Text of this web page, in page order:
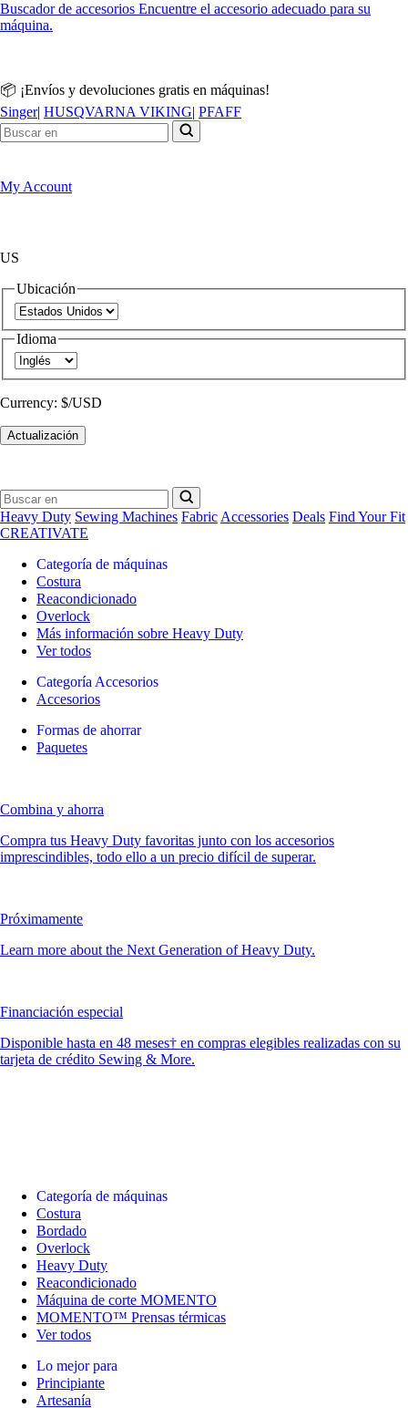
Buscador de accesorios Encuentre el accesorio adecuado para su
máquina.
📦 ¡Envíos y devoluciones gratis en máquinas!
Singer| HUSQVARNA VIKING| PFAFF
My Account
US
Ubicación
Idioma
Currency: $/USD
Actualización
Heavy Duty Sewing Machines Fabric Accessories Deals Find Your Fit
CREATIVATE
Categoría de máquinas
Costura
Reacondicionado
Overlock
Más información sobre Heavy Duty
Ver todos
Categoría Accesorios
Accesorios
Formas de ahorrar
Paquetes
Combina y ahorra
Compra tus Heavy Duty favoritas junto con los accesorios
imprescindibles, todo ello a un precio difícil de superar.
Próximamente
Learn more about the Next Generation of Heavy Duty.
Financiación especial
Disponible hasta en 48 meses† en compras elegibles realizadas con su
tarjeta de crédito Sewing & More.
Categoría de máquinas
Costura
Bordado
Overlock
Heavy Duty
Reacondicionado
Máquina de corte MOMENTO
MOMENTO™ Prensas térmicas
Ver todos
Lo mejor para
Principiante
Artesanía